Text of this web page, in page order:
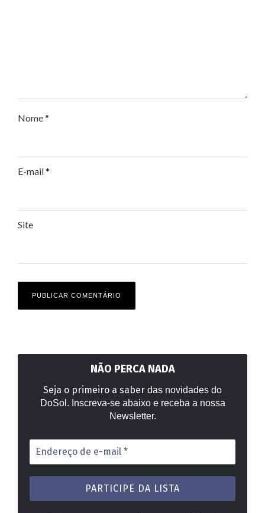
Nome*
E-mail*
Site
NÃO PERCA NADA
Seja o primeiro a saber das novidades do
DoSol. Inscreva-se abaixo e receba a nossa
Newsletter.
Endereço
de
e-
mail